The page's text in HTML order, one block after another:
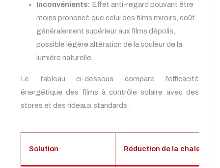
Inconvénients: Effet anti-regard pouvant être
moins prononcé que celui des films miroirs, coût
généralement supérieur aux films dépolis,
possible légère altération de la couleur de la
lumière naturelle.
Le tableau ci-dessous compare l’efficacité
énergétique des films à contrôle solaire avec des
stores et des rideaux standards :
Solution Réduction de la chaleur